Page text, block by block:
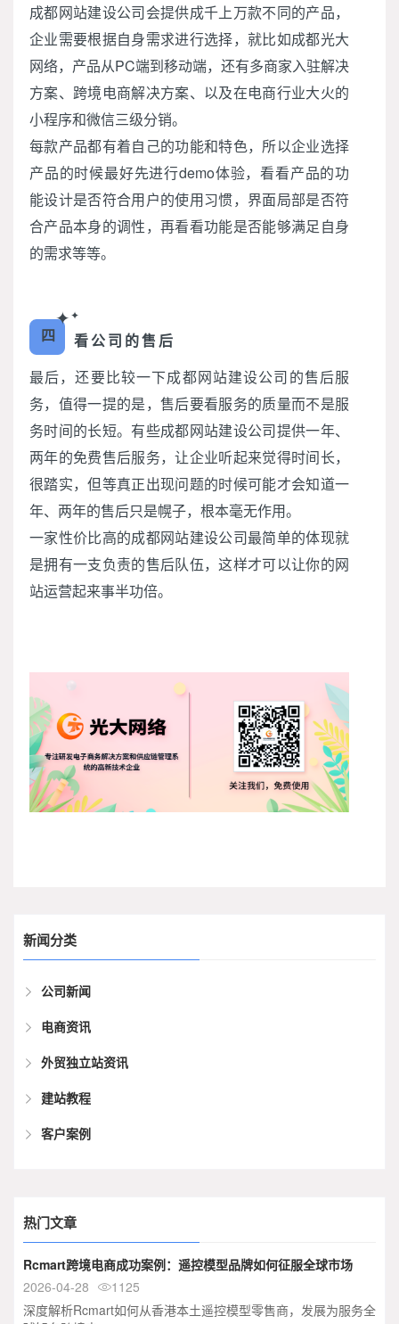
成都网站建设公司会提供成千上万款不同的产品，
企业需要根据自身需求进行选择，就比如成都光大
网络，产品从PC端到移动端，还有多商家入驻解决
方案、跨境电商解决方案、以及在电商行业大火的
小程序和微信三级分销。
每款产品都有着自己的功能和特色，所以企业选择
产品的时候最好先进行demo体验，看看产品的功
能设计是否符合用户的使用习惯，界面局部是否符
合产品本身的调性，再看看功能是否能够满足自身
的需求等等。
✦✦
四
看公司的售后
最后，还要比较一下成都网站建设公司的售后服
务，值得一提的是，售后要看服务的质量而不是服
务时间的长短。有些成都网站建设公司提供一年、
两年的免费售后服务，让企业听起来觉得时间长，
很踏实，但等真正出现问题的时候可能才会知道一
年、两年的售后只是幌子，根本毫无作用。
一家性价比高的成都网站建设公司最简单的体现就
是拥有一支负责的售后队伍，这样才可以让你的网
站运营起来事半功倍。
新闻分类
公司新闻
电商资讯
外贸独立站资讯
建站教程
客户案例
热门文章
Rcmart跨境电商成功案例：遥控模型品牌如何征服全球市场
2026-04-28
1125
深度解析Rcmart如何从香港本土遥控模型零售商，发展为服务全